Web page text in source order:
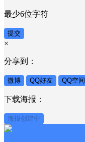
最少6位字符
提交
×
分享到：
微博 QQ好友 QQ空间
下载海报：
海报创建中